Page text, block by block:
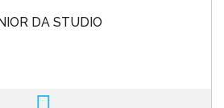
DA STUDIO